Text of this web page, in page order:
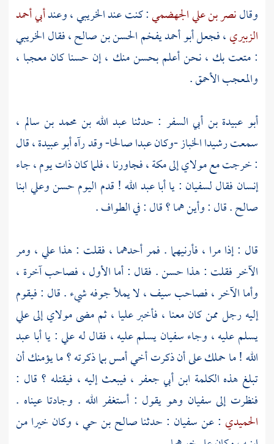
وقالنصر بن علي الجهضمي: كنت عندالخريبي، وعندأبي أحمد
الزبيري، فجعلأبو أحمديفخمالحسن بن صالح، فقالالخريبي
: متعت بك ، نحن أعلمبحسنمنك ، إن حسناكان معجبا ،
والمعجب الأحمق .
أبو عبيدة بن أبي السفر : حدثنا عبد الله بن محمد بن سالم ،
سمعترشيدا الخباز-وكان عبدا صالحا- وقد رآهأبو عبيدة، قال
: خرجت مع مولاي إلىمكة، فجاورنا ، فلما كان ذات يوم ، جاء
إنسان فقاللسفيان : ياأبا عبد الله! قدم اليومحسنوعليابنا
صالح. قال : وأين هما ؟ قال : في الطواف .
قال : إذا مرا ، فأرنيهما . فمر أحدهما ، فقلت : هذاعلي، ومر
الآخر فقلت : هذاحسن. فقال : أما الأول ، فصاحب آخرة ،
وأما الآخر ، فصاحب سيف ، لا يملأ جوفه شيء . قال : فيقوم
إليه رجل ممن كان معنا ، فأخبرعليا ، ثم مضى مولاي إلىعلي
يسلم عليه ، وجاءسفيانيسلم عليه ، فقال لهعلي: ياأبا عبد
الله! ما حملك على أن ذكرت أخي أمس بما ذكرته ؟ ما يؤمنك أن
تبلغ هذه الكلمة ابن أبي جعفر ، فيبعث إليه ، فيقتله ؟ قال :
فنظرت إلى سفيان وهو يقول : أستغفر الله . وجادتا عيناه .
الحميدي : عنسفيان : حدثناصالح بن حي، وكان خيرا من